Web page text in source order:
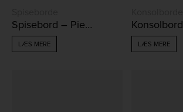
Spisebord – Piemonte
LÆS MERE
Konsolbord
LÆS MERE